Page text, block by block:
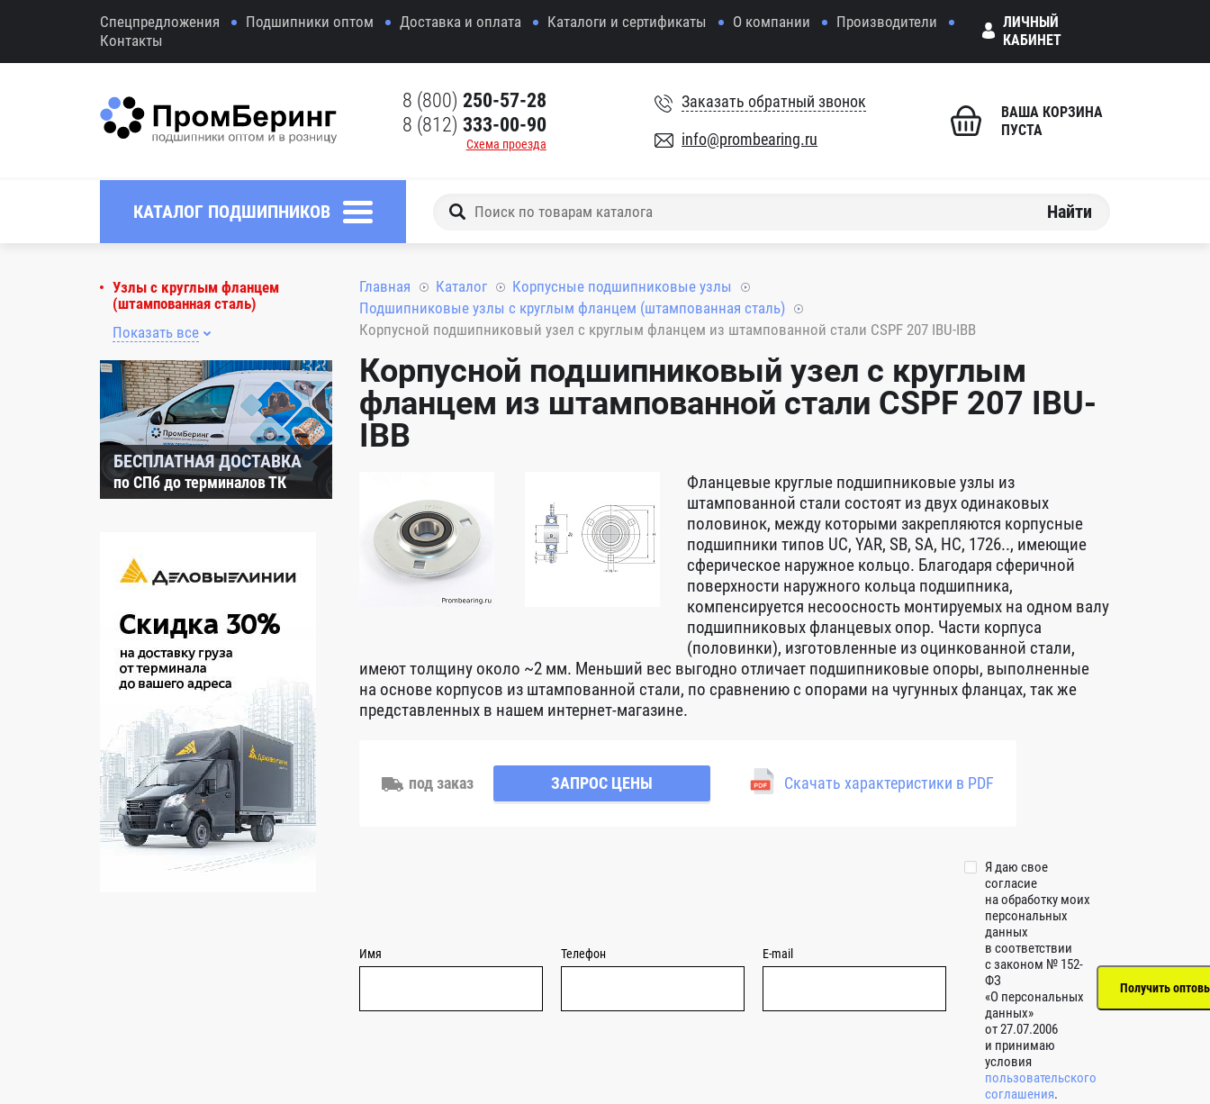
Спецпредложения Подшипники оптом Доставка и оплата Каталоги и сертификаты О компании
Производители
Контакты
ЛИЧНЫЙ
КАБИНЕТ
8 (800) 250-57-28
8 (812) 333-00-90
Схема проезда
Заказать обратный звонок
info@prombearing.ru
ВАША КОРЗИНА
ПУСТА
КАТАЛОГ ПОДШИПНИКОВ Найти
Узлы с круглым фланцем
(штампованная сталь)
Показать все
БЕСПЛАТНАЯ ДОСТАВКА
по СПб до терминалов ТК
Главная Каталог
Корпусные подшипниковые узлы
Подшипниковые узлы с круглым фланцем (штампованная сталь)
Корпусной подшипниковый узел с круглым фланцем из штампованной стали CSPF 207 IBU-IBB
Корпусной подшипниковый узел с круглым
фланцем из штампованной стали CSPF 207 IBU-
IBB
Фланцевые круглые подшипниковые узлы из
штампованной стали состоят из двух одинаковых
половинок, между которыми закрепляются корпусные
подшипники типов UC, YAR, SB, SA, HC, 1726.., имеющие
сферическое наружное кольцо. Благодаря сферичной
поверхности наружного кольца подшипника,
компенсируется несоосность монтируемых на одном валу
подшипниковых фланцевых опор. Части корпуса
(половинки), изготовленные из оцинкованной стали,
имеют толщину около ~2 мм. Меньший вес выгодно отличает подшипниковые опоры, выполненные
на основе корпусов из штампованной стали, по сравнению с опорами на чугунных фланцах, так же
представленных в нашем интернет-магазине.
под заказ ЗАПРОС ЦЕНЫ Скачать характеристики в PDF
Имя Телефон E-mail
Я даю свое
согласие
на обработку моих
персональных
данных
в соответствии
с законом № 152-
ФЗ
«О персональных
данных»
от 27.07.2006
и принимаю
условия
пользовательского
соглашения.